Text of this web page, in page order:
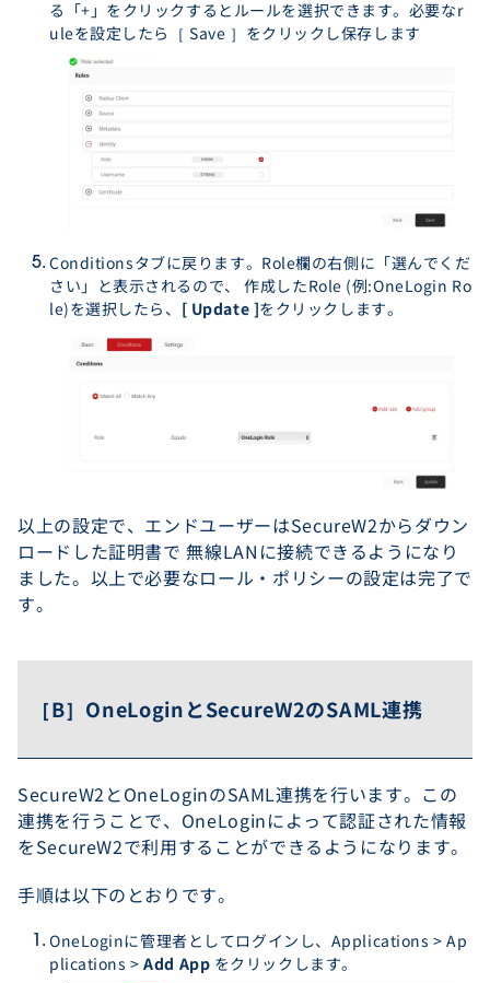
る「+」をクリックするとルールを選択できます。必要なr
uleを設定したら［ Save ］をクリックし保存します
Conditionsタブに戻ります。Role欄の右側に「選んでくだ
さい」と表示されるので、 作成したRole (例:OneLogin Ro
le)を選択したら、 [ Update ]をクリックします。
以上の設定で、エンドユーザーはSecureW2からダウン
ロードした証明書で 無線LANに接続できるようになり
ました。以上で必要なロール・ポリシーの設定は完了で
す。
［B］OneLoginとSecureW2のSAML連携
SecureW2とOneLoginのSAML連携を行います。この
連携を行うことで、OneLoginによって認証された情報
をSecureW2で利用することができるようになります。
手順は以下のとおりです。
OneLoginに管理者としてログインし、Applications > Ap
plications >Add App をクリックします。